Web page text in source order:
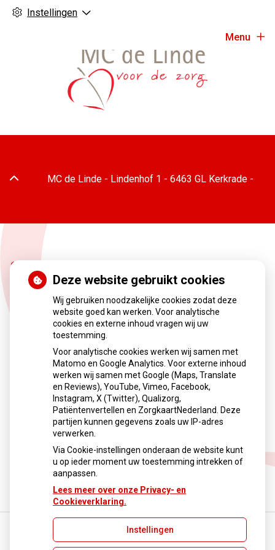
Instellingen
Menu
AdresgegevensMC de Linde - Lindenhof 1 -6463 GL Kerkrade -
Spoedeisende hulp zag dit
weekend meer mensen met heup-
en polsbreuken binnenkomen
Door de gladheid was het afgelopen weekend extra druk
op spoedeisende hulpen. Ziekenhuizen zagen vooral meer
ouderen met heup- en polsbreuken na valpartijen. Veel
andere gewonden meldden zich bij huisartsenposten. In
grote delen van het land gold code geel of oranje vanwege
sneeuw en bevriezing.
Lees het hele artikel op: Nationale zorggids
Publicatiedatum:12-01-2026
Terug naar overzicht
Deze website gebruikt cookies
Wij gebruiken noodzakelijke cookies zodat deze
website goed kan werken. Voor analytische
cookies en externe inhoud vragen wij uw
toestemming.
Voor analytische cookies werken wij samen met
Matomo en Google Analytics. Voor externe inhoud
werken wij samen met Google (Maps, Translate
en Reviews), YouTube, Vimeo, Facebook,
Instagram, X (Twitter), Qualizorg,
Patiëntenvertellen en ZorgkaartNederland. Deze
partijen kunnen gegevens zoals uw IP-adres
verwerken.
Via Cookie-instellingen onderaan de website kunt
u op ieder moment uw toestemming intrekken of
aanpassen.
Lees meer over onze Privacy- en
Cookieverklaring.
Instellingen